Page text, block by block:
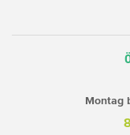
Montag